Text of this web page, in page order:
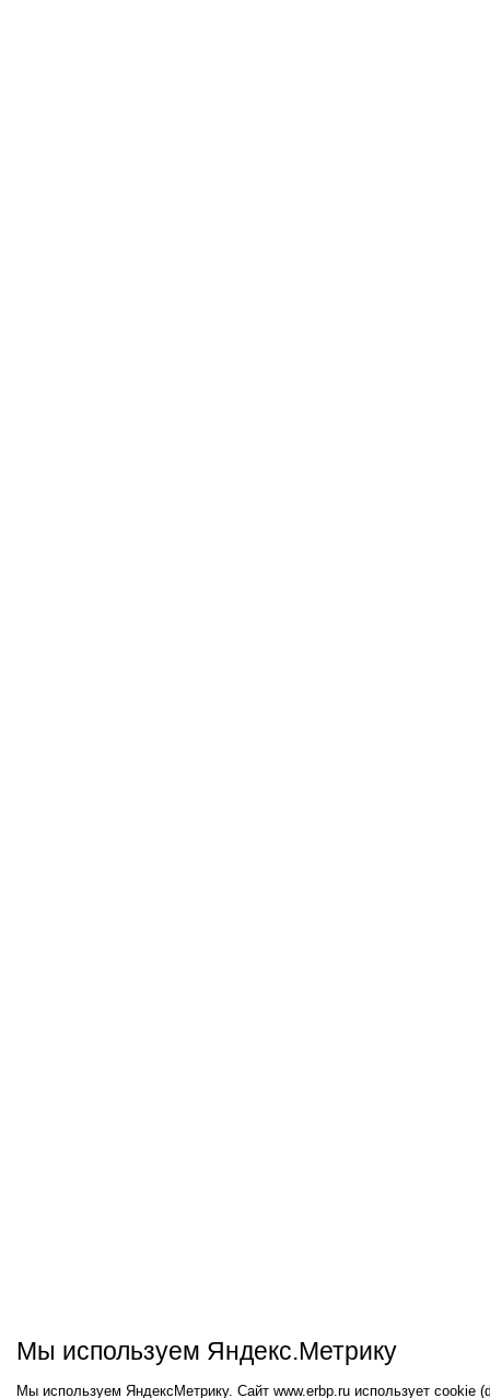
Мы используем Яндекс.Метрику
Мы используем ЯндексМетрику. Сайт www.erbp.ru использует